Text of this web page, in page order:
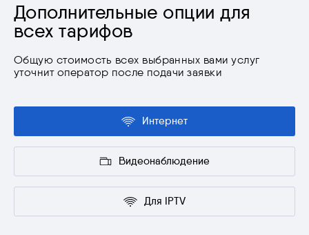
Дополнительные опции для
всех тарифов
Общую стоимость всех выбранных вами услуг
уточнит оператор после подачи заявки
Интернет
Видеонаблюдение
Для IPTV